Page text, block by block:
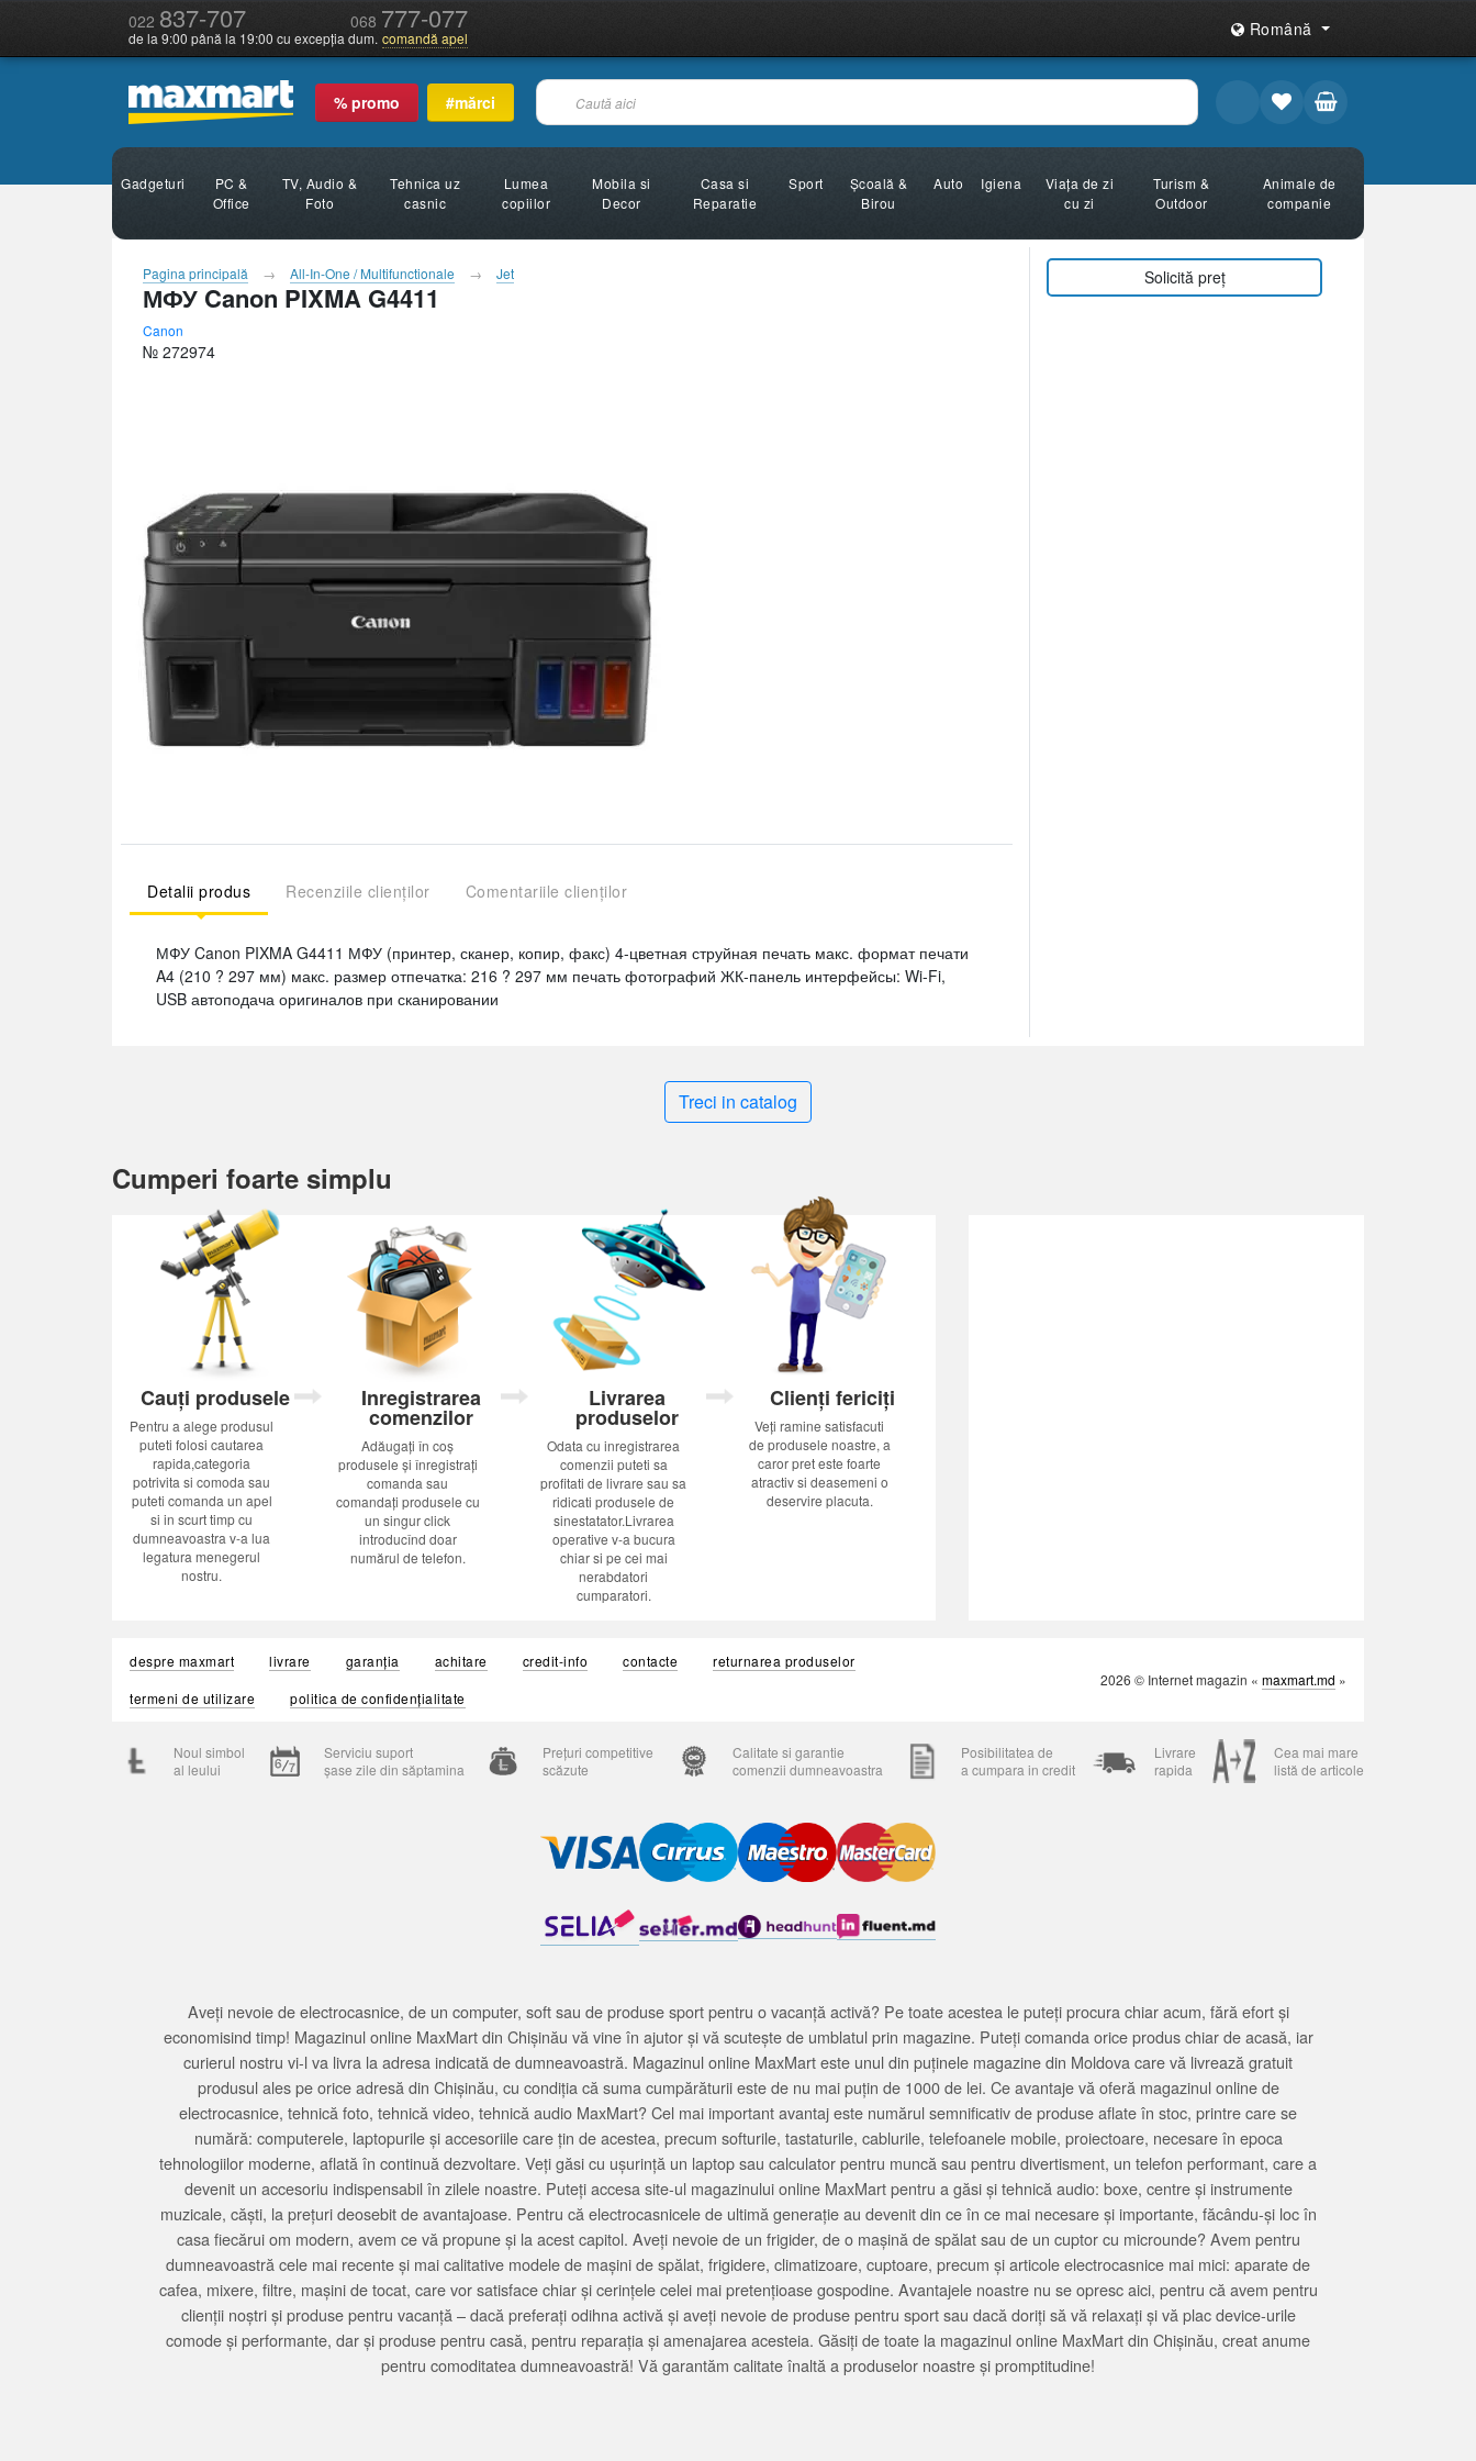
022 837-707 068 777-077
de la 9:00 până la 19:00 cu excepția dum. comandă apel Română
% promo #mărci
Gadgeturi
PC &
Office
TV, Audio &
Foto
Tehnica uz
casnic
Lumea
copiilor
Mobila si
Decor
Casa si
Reparatie
Sport
Şcoală &
Birou
Auto Igiena
Viața de zi
cu zi
Turism &
Outdoor
Animale de
companie
Pagina principală All-In-One / Multifunctionale Jet
МФУ Canon PIXMA G4411
Canon
№ 272974
Detalii produs Recenziile clienților Comentariile clienților
МФУ Canon PIXMA G4411 МФУ (принтер, сканер, копир, факс) 4-цветная струйная печать макс. формат печати
A4 (210 ? 297 мм) макс. размер отпечатка: 216 ? 297 мм печать фотографий ЖК-панель интерфейсы: Wi-Fi,
USB автоподача оригиналов при сканировании
Solicită preț
Treci in catalog
Cumperi foarte simplu
Cauți produsele
Pentru a alege produsul
puteti folosi cautarea
rapida,categoria
potrivita si comoda sau
puteti comanda un apel
si in scurt timp cu
dumneavoastra v-a lua
legatura menegerul
nostru.
Inregistrarea
comenzilor
Adăugați în coș
produsele și înregistrați
comanda sau
comandați produsele cu
un singur click
introducînd doar
numărul de telefon.
Livrarea
produselor
Odata cu inregistrarea
comenzii puteti sa
profitati de livrare sau sa
ridicati produsele de
sinestatator.Livrarea
operative v-a bucura
chiar si pe cei mai
nerabdatori
cumparatori.
Clienți fericiți
Veți ramine satisfacuti
de produsele noastre, a
caror pret este foarte
atractiv si deasemeni o
deservire placuta.
despre maxmart livrare garanția achitare credit-info contacte
returnarea produselor
termeni de utilizare
politica de confidențialitate
2026 © Internet magazin « maxmart.md »
Noul simbol
al leului
Serviciu suport
șase zile din săptamina
Prețuri competitive
scăzute
Calitate si garantie
comenzii dumneavoastra
Posibilitatea de
a cumpara in credit
Livrare
rapida
Cea mai mare
listă de articole
Aveți nevoie de electrocasnice, de un computer, soft sau de produse sport pentru o vacanță activă? Pe toate acestea le puteți procura chiar acum, fără efort și
economisind timp! Magazinul online MaxMart din Chișinău vă vine în ajutor și vă scutește de umblatul prin magazine. Puteți comanda orice produs chiar de acasă, iar
curierul nostru vi-l va livra la adresa indicată de dumneavoastră. Magazinul online MaxMart este unul din puținele magazine din Moldova care vă livrează gratuit
produsul ales pe orice adresă din Chișinău, cu condiția că suma cumpărăturii este de nu mai puțin de 1000 de lei. Ce avantaje vă oferă magazinul online de
electrocasnice, tehnică foto, tehnică video, tehnică audio MaxMart? Cel mai important avantaj este numărul semnificativ de produse aflate în stoc, printre care se
numără: computerele, laptopurile și accesoriile care țin de acestea, precum softurile, tastaturile, cablurile, telefoanele mobile, proiectoare, necesare în epoca
tehnologiilor moderne, aflată în continuă dezvoltare. Veți găsi cu ușurință un laptop sau calculator pentru muncă sau pentru divertisment, un telefon performant, care a
devenit un accesoriu indispensabil în zilele noastre. Puteți accesa site-ul magazinului online MaxMart pentru a găsi și tehnică audio: boxe, centre și instrumente
muzicale, căști, la prețuri deosebit de avantajoase. Pentru că electrocasnicele de ultimă generație au devenit din ce în ce mai necesare și importante, făcându-și loc în
casa fiecărui om modern, avem ce vă propune și la acest capitol. Aveți nevoie de un frigider, de o mașină de spălat sau de un cuptor cu microunde? Avem pentru
dumneavoastră cele mai recente și mai calitative modele de mașini de spălat, frigidere, climatizoare, cuptoare, precum și articole electrocasnice mai mici: aparate de
cafea, mixere, filtre, mașini de tocat, care vor satisface chiar și cerințele celei mai pretențioase gospodine. Avantajele noastre nu se opresc aici, pentru că avem pentru
clienții noștri și produse pentru vacanță – dacă preferați odihna activă și aveți nevoie de produse pentru sport sau dacă doriți să vă relaxați și vă plac device-urile
comode și performante, dar și produse pentru casă, pentru reparația și amenajarea acesteia. Găsiți de toate la magazinul online MaxMart din Chișinău, creat anume
pentru comoditatea dumneavoastră! Vă garantăm calitate înaltă a produselor noastre și promptitudine!